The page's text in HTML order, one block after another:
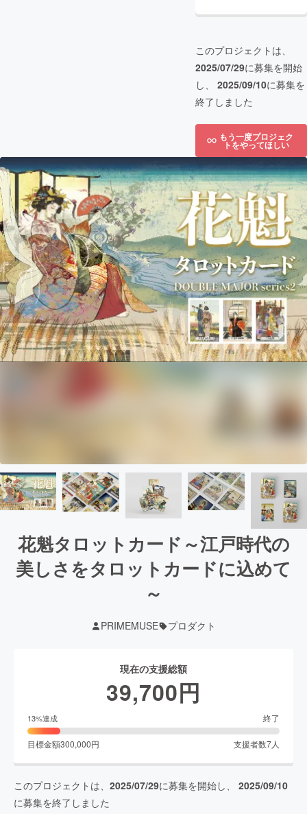
このプロジェクトは、
2025/07/29に募集を開始
し、 2025/09/10に募集を
終了しました
もう一度プロジェク
トをやってほしい
花魁タロットカード～江戸時代の
美しさをタロットカードに込めて
～
PRIMEMUSE プロダクト
現在の支援総額
39,700円
13%達成 終了
目標金額300,000円 支援者数7人
このプロジェクトは、 2025/07/29に募集を開始し、 2025/09/10
に募集を終了しました